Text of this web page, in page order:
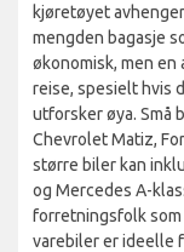
kjøretøyet
mengden bagasje
økonomisk, men
reise, spesielt hvis
utforsker øya. Små
Chevrolet Matiz,
større biler kan
og Mercedes A-
forretningsfolk
varebiler er ideelle